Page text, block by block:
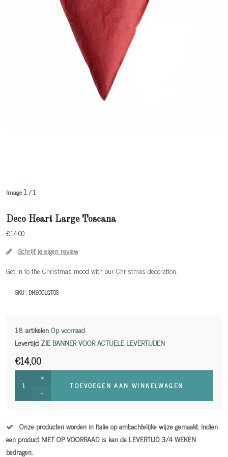
Image1/ 1
Deco Heart Large Toscana
€14,00
Schrijf je eigen review
Get in to the Christmas mood with our Christmas decoration.
SKU : DHECOLGTOS
18artikelenOp voorraad
LevertijdZIE BANNER VOOR ACTUELE LEVERTIJDEN
€14,00
+
-
TOEVOEGEN AAN WINKELWAGEN
Onze producten worden in Italie op ambachtelijke wijze gemaakt. Indien
een product NIET OP VOORRAAD is kan de LEVERTIJD 3/4 WEKEN
bedragen.